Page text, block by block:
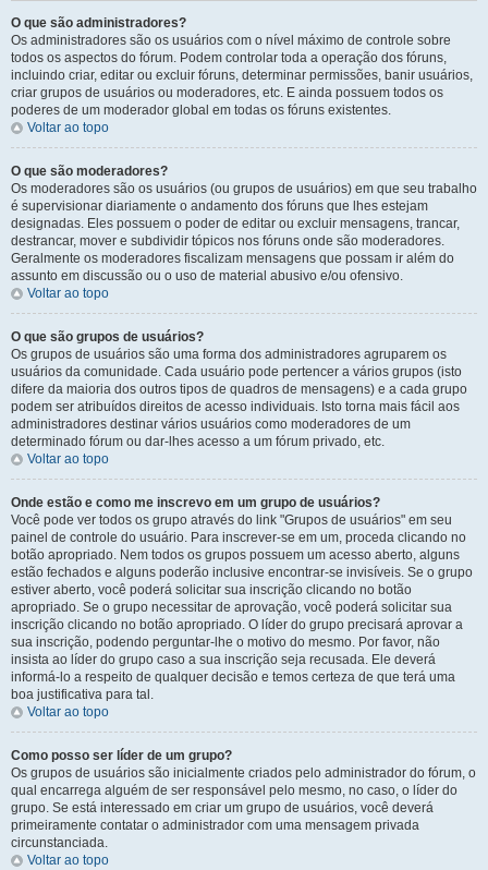
O que são administradores?
Os administradores são os usuários com o nível máximo de controle sobre
todos os aspectos do fórum. Podem controlar toda a operação dos fóruns,
incluindo criar, editar ou excluir fóruns, determinar permissões, banir usuários,
criar grupos de usuários ou moderadores, etc. E ainda possuem todos os
poderes de um moderador global em todas os fóruns existentes.
Voltar ao topo
O que são moderadores?
Os moderadores são os usuários (ou grupos de usuários) em que seu trabalho
é supervisionar diariamente o andamento dos fóruns que lhes estejam
designadas. Eles possuem o poder de editar ou excluir mensagens, trancar,
destrancar, mover e subdividir tópicos nos fóruns onde são moderadores.
Geralmente os moderadores fiscalizam mensagens que possam ir além do
assunto em discussão ou o uso de material abusivo e/ou ofensivo.
Voltar ao topo
O que são grupos de usuários?
Os grupos de usuários são uma forma dos administradores agruparem os
usuários da comunidade. Cada usuário pode pertencer a vários grupos (isto
difere da maioria dos outros tipos de quadros de mensagens) e a cada grupo
podem ser atribuídos direitos de acesso individuais. Isto torna mais fácil aos
administradores destinar vários usuários como moderadores de um
determinado fórum ou dar-lhes acesso a um fórum privado, etc.
Voltar ao topo
Onde estão e como me inscrevo em um grupo de usuários?
Você pode ver todos os grupo através do link "Grupos de usuários" em seu
painel de controle do usuário. Para inscrever-se em um, proceda clicando no
botão apropriado. Nem todos os grupos possuem um acesso aberto, alguns
estão fechados e alguns poderão inclusive encontrar-se invisíveis. Se o grupo
estiver aberto, você poderá solicitar sua inscrição clicando no botão
apropriado. Se o grupo necessitar de aprovação, você poderá solicitar sua
inscrição clicando no botão apropriado. O líder do grupo precisará aprovar a
sua inscrição, podendo perguntar-lhe o motivo do mesmo. Por favor, não
insista ao líder do grupo caso a sua inscrição seja recusada. Ele deverá
informá-lo a respeito de qualquer decisão e temos certeza de que terá uma
boa justificativa para tal.
Voltar ao topo
Como posso ser líder de um grupo?
Os grupos de usuários são inicialmente criados pelo administrador do fórum, o
qual encarrega alguém de ser responsável pelo mesmo, no caso, o líder do
grupo. Se está interessado em criar um grupo de usuários, você deverá
primeiramente contatar o administrador com uma mensagem privada
circunstanciada.
Voltar ao topo